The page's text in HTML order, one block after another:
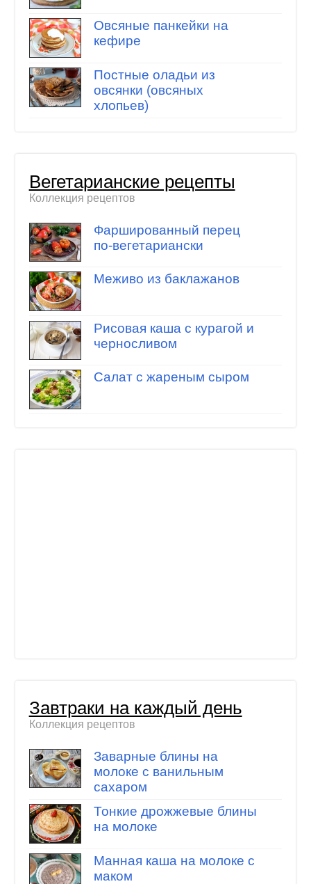
Овсяные панкейки на
кефире
Постные оладьи из
овсянки (овсяных
хлопьев)
Вегетарианские рецепты
Коллекция рецептов
Фаршированный перец
по-вегетариански
Меживо из баклажанов
Рисовая каша с курагой и
черносливом
Салат с жареным сыром
Завтраки на каждый день
Коллекция рецептов
Заварные блины на
молоке с ванильным
сахаром
Тонкие дрожжевые блины
на молоке
Манная каша на молоке с
маком